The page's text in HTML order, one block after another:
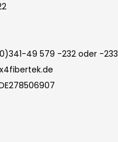
49 579 -232 oder -233